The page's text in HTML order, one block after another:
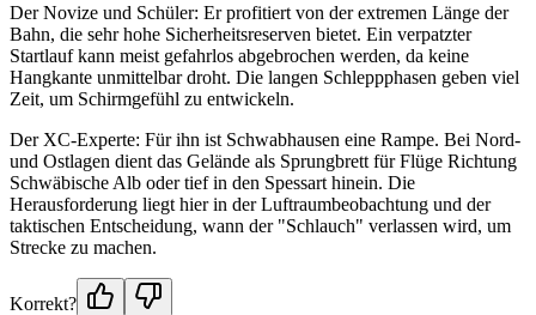
Der Novize und Schüler: Er profitiert von der extremen Länge der
Bahn, die sehr hohe Sicherheitsreserven bietet. Ein verpatzter
Startlauf kann meist gefahrlos abgebrochen werden, da keine
Hangkante unmittelbar droht. Die langen Schleppphasen geben viel
Zeit, um Schirmgefühl zu entwickeln.
Der XC-Experte: Für ihn ist Schwabhausen eine Rampe. Bei Nord-
und Ostlagen dient das Gelände als Sprungbrett für Flüge Richtung
Schwäbische Alb oder tief in den Spessart hinein. Die
Herausforderung liegt hier in der Luftraumbeobachtung und der
taktischen Entscheidung, wann der "Schlauch" verlassen wird, um
Strecke zu machen.
Korrekt?